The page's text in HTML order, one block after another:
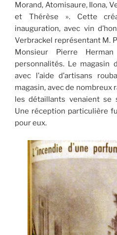
Morand, Atomisaure, Ilona,
et Thérèse ». Cette
inauguration, avec vin
Verbrackel représentant M.
Monsieur Pierre
personnalités. Le magasin
avec l’aide d’artisans
magasin, avec de nombreux
les détaillants venaient se
Une réception particulière
pour eux.